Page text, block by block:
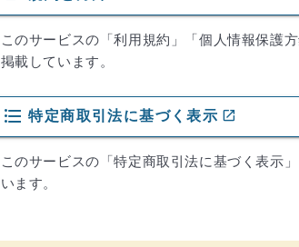
このサービスの「利用規約」「個人情報保護
掲載しています。
format_list_bulleted 特定商取引法に基づく表示 open_in_new
このサービスの「特定商取引法に基づく表示
います。